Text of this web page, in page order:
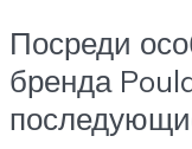
Посреди
бренда